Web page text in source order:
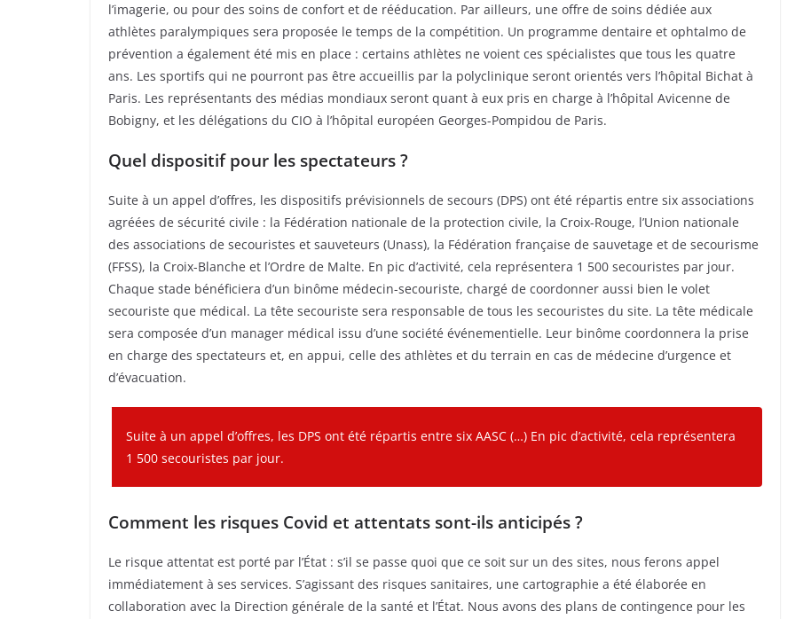
l’imagerie, ou pour des soins de confort et de rééducation. Par ailleurs, une offre de soins dédiée aux
athlètes paralympiques sera proposée le temps de la compétition. Un programme dentaire et ophtalmo de
prévention a également été mis en place : certains athlètes ne voient ces spécialistes que tous les quatre
ans. Les sportifs qui ne pourront pas être accueillis par la polyclinique seront orientés vers l’hôpital Bichat à
Paris. Les représentants des médias mondiaux seront quant à eux pris en charge à l’hôpital Avicenne de
Bobigny, et les délégations du CIO à l’hôpital européen Georges-Pompidou de Paris.
Quel dispositif pour les spectateurs ?
Suite à un appel d’offres, les dispositifs prévisionnels de secours (DPS) ont été répartis entre six associations
agréées de sécurité civile : la Fédération nationale de la protection civile, la Croix-Rouge, l’Union nationale
des associations de secouristes et sauveteurs (Unass), la Fédération française de sauvetage et de secourisme
(FFSS), la Croix-Blanche et l’Ordre de Malte. En pic d’activité, cela représentera 1 500 secouristes par jour.
Chaque stade bénéficiera d’un binôme médecin-secouriste, chargé de coordonner aussi bien le volet
secouriste que médical. La tête secouriste sera responsable de tous les secouristes du site. La tête médicale
sera composée d’un manager médical issu d’une société événementielle. Leur binôme coordonnera la prise
en charge des spectateurs et, en appui, celle des athlètes et du terrain en cas de médecine d’urgence et
d’évacuation.
Suite à un appel d’offres, les DPS ont été répartis entre six AASC (…) En pic d’activité, cela représentera
1 500 secouristes par jour.
Comment les risques Covid et attentats sont-ils anticipés ?
Le risque attentat est porté par l’État : s’il se passe quoi que ce soit sur un des sites, nous ferons appel
immédiatement à ses services. S’agissant des risques sanitaires, une cartographie a été élaborée en
collaboration avec la Direction générale de la santé et l’État. Nous avons des plans de contingence pour les